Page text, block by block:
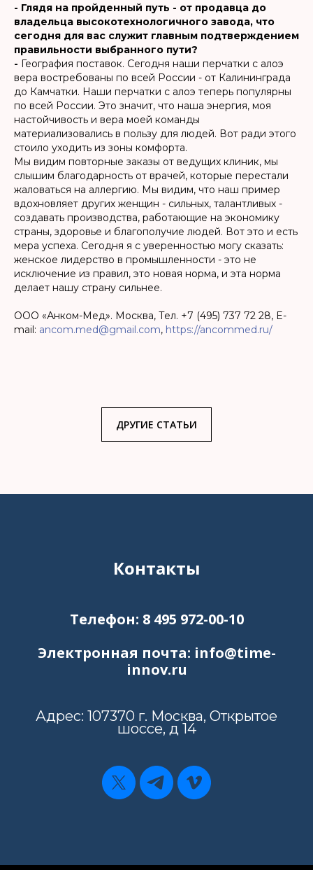
- Глядя на пройденный путь - от продавца до
владельца высокотехнологичного завода, что
сегодня для вас служит главным подтверждением
правильности выбранного пути?
- География поставок. Сегодня наши перчатки с алоэ
вера востребованы по всей России - от Калининграда
до Камчатки. Наши перчатки с алоэ теперь популярны
по всей России. Это значит, что наша энергия, моя
настойчивость и вера моей команды
материализовались в пользу для людей. Вот ради этого
стоило уходить из зоны комфорта.
Мы видим повторные заказы от ведущих клиник, мы
слышим благодарность от врачей, которые перестали
жаловаться на аллергию. Мы видим, что наш пример
вдохновляет других женщин - сильных, талантливых -
создавать производства, работающие на экономику
страны, здоровье и благополучие людей. Вот это и есть
мера успеха. Сегодня я с уверенностью могу сказать:
женское лидерство в промышленности - это не
исключение из правил, это новая норма, и эта норма
делает нашу страну сильнее.
ООО «Анком-Мед». Москва, Тел. +7 (495) 737 72 28, E-
mail: ancom.med@gmail.com, https://ancommed.ru/
ДРУГИЕ СТАТЬИ
Контакты
Телефон: 8 495 972-00-10
Электронная почта: info@time-
innov.ru
Адрес: 107370 г. Москва, Открытое
шоссе, д 14